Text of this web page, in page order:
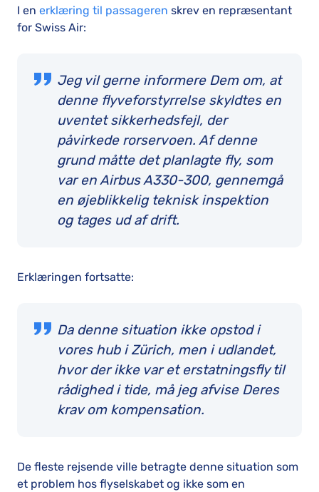
I en erklæring til passageren skrev en repræsentant
for Swiss Air:
Jeg vil gerne informere Dem om, at
denne flyveforstyrrelse skyldtes en
uventet sikkerhedsfejl, der
påvirkede rorservoen. Af denne
grund måtte det planlagte fly, som
var en Airbus A330-300, gennemgå
en øjeblikkelig teknisk inspektion
og tages ud af drift.
Erklæringen fortsatte:
Da denne situation ikke opstod i
vores hub i Zürich, men i udlandet,
hvor der ikke var et erstatningsfly til
rådighed i tide, må jeg afvise Deres
krav om kompensation.
De fleste rejsende ville betragte denne situation som
et problem hos flyselskabet og ikke som en